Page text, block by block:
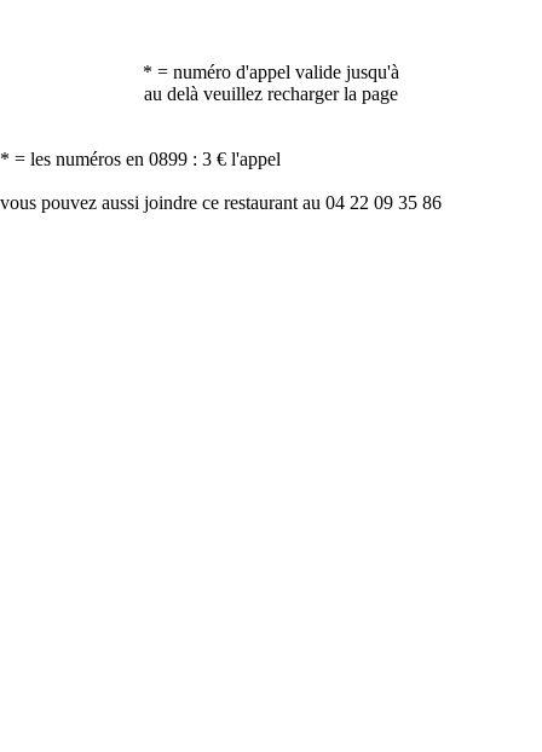
* = numéro d'appel valide jusqu'à
au delà veuillez recharger la page
* = les numéros en 0899 : 3 € l'appel
vous pouvez aussi joindre ce restaurant au 04 22 09 35 86